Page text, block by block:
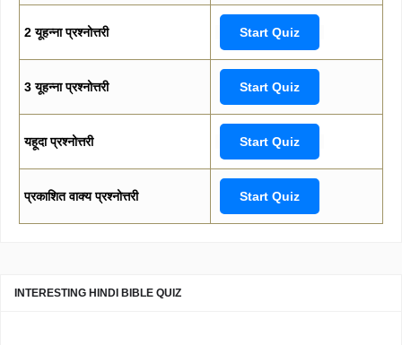
2 यूहन्ना प्रश्नोत्तरी Start Quiz
3 यूहन्ना प्रश्नोत्तरी Start Quiz
यहूदा प्रश्नोत्तरी Start Quiz
प्रकाशित वाक्य प्रश्नोत्तरी Start Quiz
INTERESTING HINDI BIBLE QUIZ